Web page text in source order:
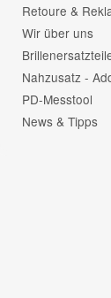
Retoure &
Wir über uns
Nahzusatz -
PD-Messtool
News & Tipps